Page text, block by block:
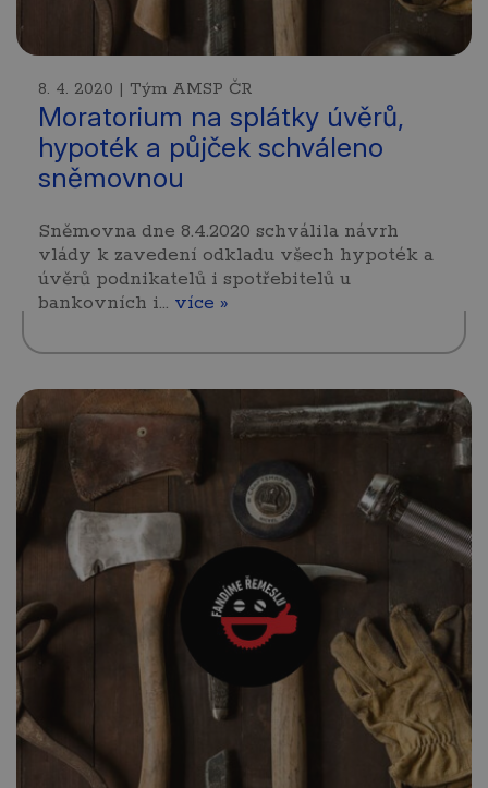
8. 4. 2020 | Tým AMSP ČR
Moratorium na splátky úvěrů,
hypoték a půjček schváleno
sněmovnou
Sněmovna dne 8.4.2020 schválila návrh
vlády k zavedení odkladu všech hypoték a
úvěrů podnikatelů i spotřebitelů u
bankovních i… více »